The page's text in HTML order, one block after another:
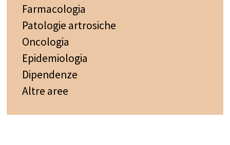
Farmacologia
Patologie artrosiche
Oncologia
Epidemiologia
Dipendenze
Altre aree